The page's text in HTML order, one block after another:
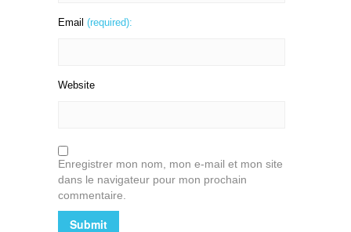
Email (required):
Website
Enregistrer mon nom, mon e-mail et mon site
dans le navigateur pour mon prochain
commentaire.